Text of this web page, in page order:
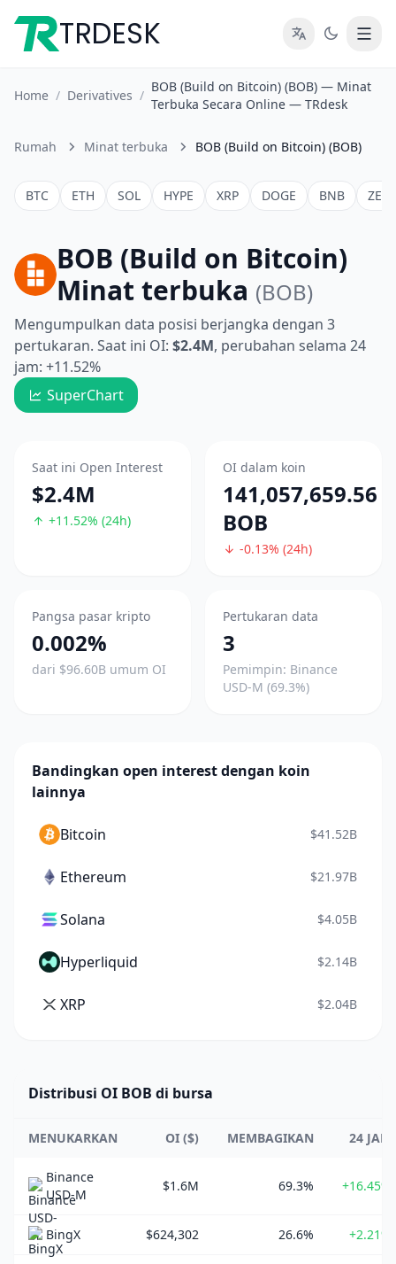
TRDESK
Home / Derivatives /
BOB (Build on Bitcoin) (BOB) — Minat
Terbuka Secara Online — TRdesk
Rumah Minat terbuka BOB (Build on Bitcoin) (BOB)
BTC ETH SOL HYPE XRP DOGE BNB ZEC
BOB (Build on Bitcoin)
Minat terbuka (BOB)
Mengumpulkan data posisi berjangka dengan 3
pertukaran. Saat ini OI: $2.4M, perubahan selama 24
jam: +11.52%
SuperChart
Saat ini Open Interest
$2.4M
+11.52% (24h)
OI dalam koin
141,057,659.56
BOB
-0.13% (24h)
Pangsa pasar kripto
0.002%
dari $96.60B umum OI
Pertukaran data
3
Pemimpin: Binance
USD-M (69.3%)
Bandingkan open interest dengan koin
lainnya
Bitcoin $41.52B
Ethereum $21.97B
Solana $4.05B
Hyperliquid $2.14B
XRP $2.04B
Distribusi OI BOB di bursa
MENUKARKAN OI ($) MEMBAGIKAN 24 JAM
Binance
USD-M
$1.6M 69.3% +16.45%
BingX $624,302 26.6% +2.21%